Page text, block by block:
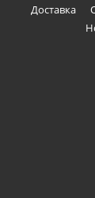
Доставка